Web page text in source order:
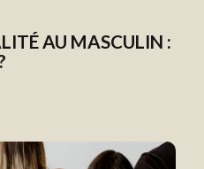
AU MASCULIN :